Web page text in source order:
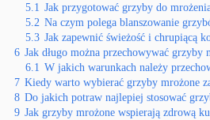
5.1 Jak przygotować grzyby do
5.2 Na czym polega blanszowanie
5.3 Jak zapewnić świeżość i chrupiącą
6 Jak długo można przechowywać grzyby
6.1 W jakich warunkach należy
7 Kiedy warto wybierać grzyby mrożone
8 Do jakich potraw najlepiej stosować
9 Jak grzyby mrożone wspierają zdrową